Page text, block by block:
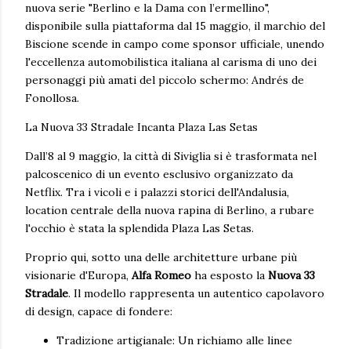
nuova serie "Berlino e la Dama con l’ermellino",
disponibile sulla piattaforma dal 15 maggio, il marchio del
Biscione scende in campo come sponsor ufficiale, unendo
l'eccellenza automobilistica italiana al carisma di uno dei
personaggi più amati del piccolo schermo: Andrés de
Fonollosa.
La Nuova 33 Stradale Incanta Plaza Las Setas
Dall’8 al 9 maggio, la città di Siviglia si è trasformata nel
palcoscenico di un evento esclusivo organizzato da
Netflix. Tra i vicoli e i palazzi storici dell'Andalusia,
location centrale della nuova rapina di Berlino, a rubare
l'occhio è stata la splendida Plaza Las Setas.
Proprio qui, sotto una delle architetture urbane più
visionarie d'Europa, Alfa Romeo ha esposto la Nuova 33
Stradale. Il modello rappresenta un autentico capolavoro
di design, capace di fondere:
Tradizione artigianale: Un richiamo alle linee